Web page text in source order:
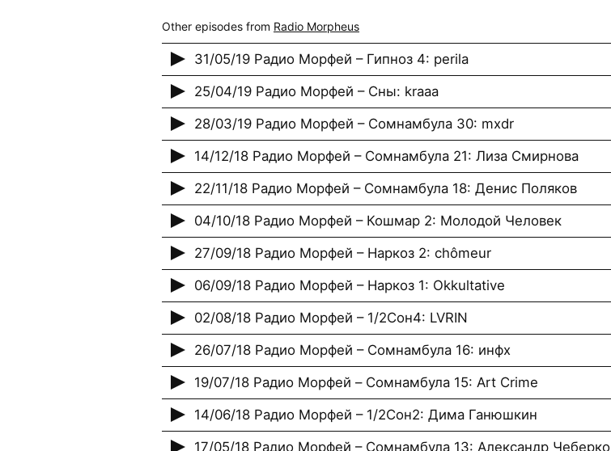
Other episodes from Radio Morpheus
31/05/19 Радио Морфей – Гипноз 4: perila
25/04/19 Радио Морфей – Сны: kraaa
28/03/19 Радио Морфей – Сомнамбула 30: mxdr
14/12/18 Радио Морфей – Сомнамбула 21: Лиза Смирнова
22/11/18 Радио Морфей – Сомнамбула 18: Денис Поляков
04/10/18 Радио Морфей – Кошмар 2: Молодой Человек
27/09/18 Радио Морфей – Наркоз 2: chômeur
06/09/18 Радио Морфей – Наркоз 1: Okkultative
02/08/18 Радио Морфей – 1/2Сон4: LVRIN
26/07/18 Радио Морфей – Сомнамбула 16: инфх
19/07/18 Радио Морфей – Cомнамбула 15: Art Crime
14/06/18 Радио Морфей – 1/2Сон2: Дима Ганюшкин
17/05/18 Радио Морфей – Сомнамбула 13: Александр Чеберко